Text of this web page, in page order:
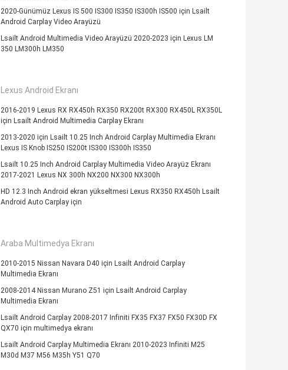
2020-Günümüz Lexus IS 500 IS300 IS350 IS300h IS500 için Lsailt
Android Carplay Video Arayüzü
Lsailt Android Multimedia Video Arayüzü 2020-2023 için Lexus LM
350 LM300h LM350
Lexus Android Ekranı
2016-2019 Lexus RX RX450h RX350 RX200t RX300 RX450L RX350L
için Lsailt Android Multimedia Carplay Ekranı
2013-2020 için Lsailt 10.25 Inch Android Carplay Multimedia Ekranı
Lexus IS Knob IS250 IS200t IS300 IS300h IS350
Lsailt 10.25 Inch Android Carplay Multimedia Video Arayüz Ekranı
2017-2021 Lexus NX 300h NX200 NX300 NX300h
HD 12.3 Inch Android ekran yükseltmesi Lexus RX350 RX450h Lsailt
Android Auto Carplay için
Araba Multimedya Ekranı
2010-2015 Nissan Navara D40 için Lsailt Android Carplay
Multimedia Ekranı
2008-2014 Nissan Murano Z51 için Lsailt Android Carplay
Multimedia Ekranı
Lsailt Android Carplay 2008-2017 Infiniti FX35 FX37 FX50 FX30D FX
QX70 için multimedya ekranı
Lsailt Android Carplay Multimedia Ekranı 2010-2023 Infiniti M25
M30d M37 M56 M35h Y51 Q70